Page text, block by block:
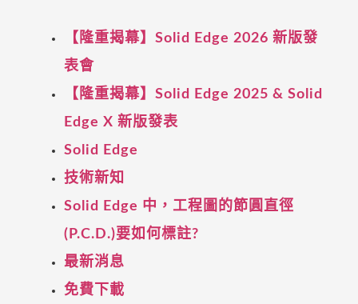
【隆重揭幕】Solid Edge 2026 新版發
表會
【隆重揭幕】Solid Edge 2025 & Solid
Edge X 新版發表
Solid Edge
技術新知
Solid Edge 中，工程圖的節圓直徑
(P.C.D.)要如何標註?
最新消息
免費下載